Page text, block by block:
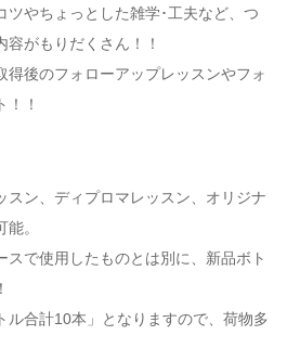
ツやちょっとした雑学･工夫など、つ
がもりだくさん！！
得後のフォローアップレッスンやフォ
！！
スン、ディプロマレッスン、オリジナ
。
スで使用したものとは別に、新品ボト
合計10本」となりますので、荷物多